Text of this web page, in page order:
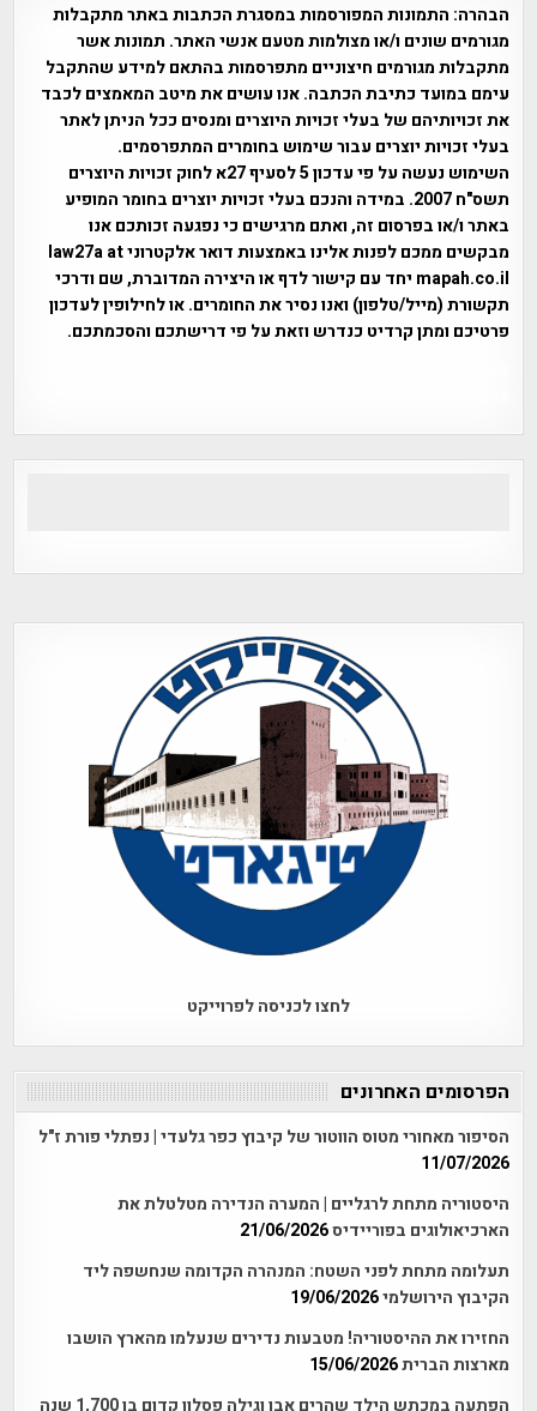
הבהרה: התמונות המפורסמות במסגרת הכתבות באתר מתקבלות
מגורמים שונים ו/או מצולמות מטעם אנשי האתר. תמונות אשר
מתקבלות מגורמים חיצוניים מתפרסמות בהתאם למידע שהתקבל
עימם במועד כתיבת הכתבה. אנו עושים את מיטב המאמצים לכבד
את זכויותיהם של בעלי זכויות היוצרים ומנסים ככל הניתן לאתר
בעלי זכויות יוצרים עבור שימוש בחומרים המתפרסמים.
השימוש נעשה על פי עדכון 5 לסעיף 27א לחוק זכויות היוצרים
תשס"ח 2007. במידה והנכם בעלי זכויות יוצרים בחומר המופיע
באתר ו/או בפרסום זה, ואתם מרגישים כי נפגעה זכותכם אנו
מבקשים ממכם לפנות אלינו באמצעות דואר אלקטרוני law27a at
mapah.co.il יחד עם קישור לדף או היצירה המדוברת, שם ודרכי
תקשורת (מייל/טלפון) ואנו נסיר את החומרים. או לחילופין לעדכון
פרטיכם ומתן קרדיט כנדרש וזאת על פי דרישתכם והסכמתכם.
לחצו לכניסה לפרוייקט
הפרסומים האחרונים
הסיפור מאחורי מטוס הווטור של קיבוץ כפר גלעדי | נפתלי פורת ז"ל
11/07/2026
היסטוריה מתחת לרגליים | המערה הנדירה מטלטלת את
הארכיאולוגים בפוריידיס21/06/2026
תעלומה מתחת לפני השטח: המנהרה הקדומה שנחשפה ליד
הקיבוץ הירושלמי19/06/2026
החזירו את ההיסטוריה! מטבעות נדירים שנעלמו מהארץ הושבו
מארצות הברית15/06/2026
הפתעה במכתש הילד שהרים אבן וגילה פסלון קדום בן 1,700 שנה